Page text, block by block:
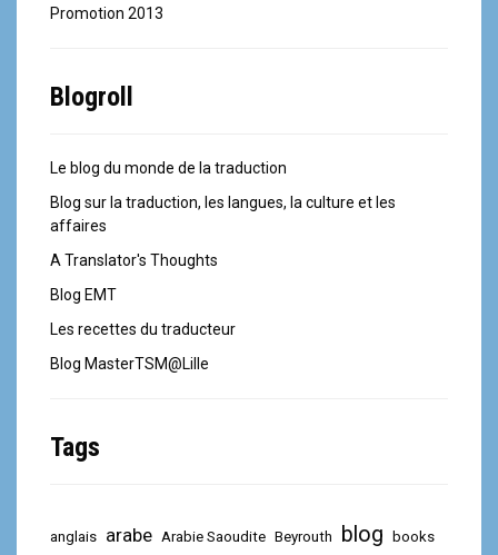
Promotion 2013
Blogroll
Le blog du monde de la traduction
Blog sur la traduction, les langues, la culture et les
affaires
A Translator's Thoughts
Blog EMT
Les recettes du traducteur
Blog MasterTSM@Lille
Tags
anglais arabe Arabie Saoudite Beyrouth blog books